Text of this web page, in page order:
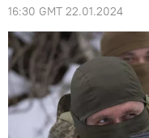
16:30 GMT 22.01.2024